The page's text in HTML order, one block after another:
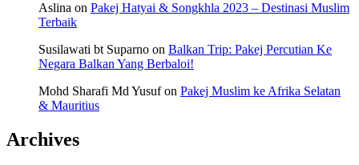
Aslina on Pakej Hatyai & Songkhla 2023 – Destinasi Muslim
Terbaik
Susilawati bt Suparno on Balkan Trip: Pakej Percutian Ke
Negara Balkan Yang Berbaloi!
Mohd Sharafi Md Yusufon Pakej Muslim ke Afrika Selatan
& Mauritius
Archives